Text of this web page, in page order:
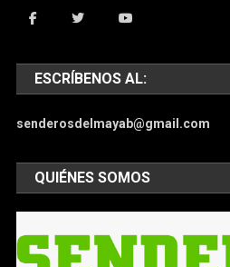
ESCRÍBENOS AL:
senderosdelmayab@gmail.com
QUIÉNES SOMOS